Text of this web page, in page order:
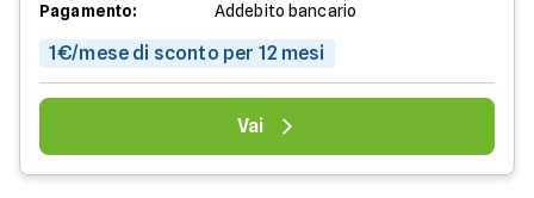
Pagamento:
Addebito bancario
1€/mese di sconto per 12 mesi
Vai